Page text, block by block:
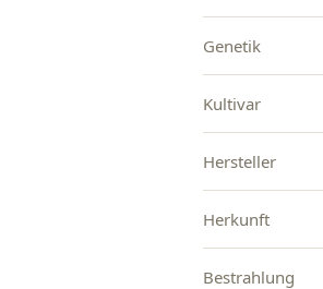
Genetik
Kultivar
Hersteller
Herkunft
Bestrahlung